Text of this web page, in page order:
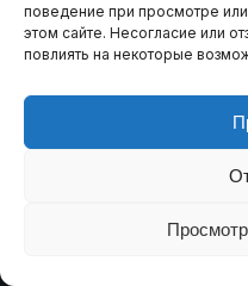
поведение при просмотре
этом сайте. Несогласие или
повлиять на некоторые
Электронная почта